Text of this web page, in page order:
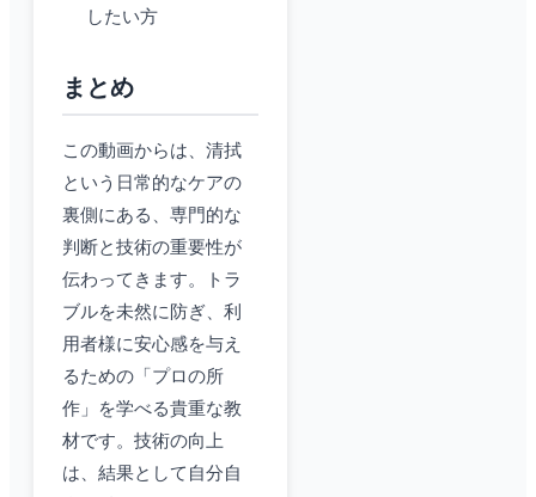
したい方
まとめ
この動画からは、清拭
という日常的なケアの
裏側にある、専門的な
判断と技術の重要性が
伝わってきます。トラ
ブルを未然に防ぎ、利
用者様に安心感を与え
るための「プロの所
作」を学べる貴重な教
材です。技術の向上
は、結果として自分自